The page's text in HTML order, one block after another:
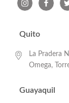
Quito
La Pradera
Omega,
Guayaquil